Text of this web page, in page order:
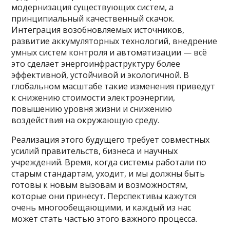
модернизация существующих систем, а
принципиальный качественный скачок.
Интеграция возобновляемых источников,
развитие аккумуляторных технологий, внедрение
умных систем контроля и автоматизации — всё
это сделает энергоинфраструктуру более
эффективной, устойчивой и экологичной. В
глобальном масштабе такие изменения приведут
к снижению стоимости электроэнергии,
повышению уровня жизни и снижению
воздействия на окружающую среду.
Реализация этого будущего требует совместных
усилий правительств, бизнеса и научных
учреждений. Время, когда системы работали по
старым стандартам, уходит, и мы должны быть
готовы к новым вызовам и возможностям,
которые они принесут. Перспективы кажутся
очень многообещающими, и каждый из нас
может стать частью этого важного процесса.